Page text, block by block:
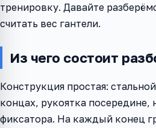
тренировку. Давайте
считать вес гантели.
Из чего состоит
Конструкция простая:
концах, рукоятка посередине,
фиксатора. На каждый конец